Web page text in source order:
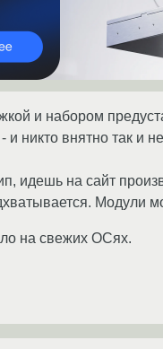
и набором
никто внятно так и
идешь на сайт
Модули
на свежих ОСях.